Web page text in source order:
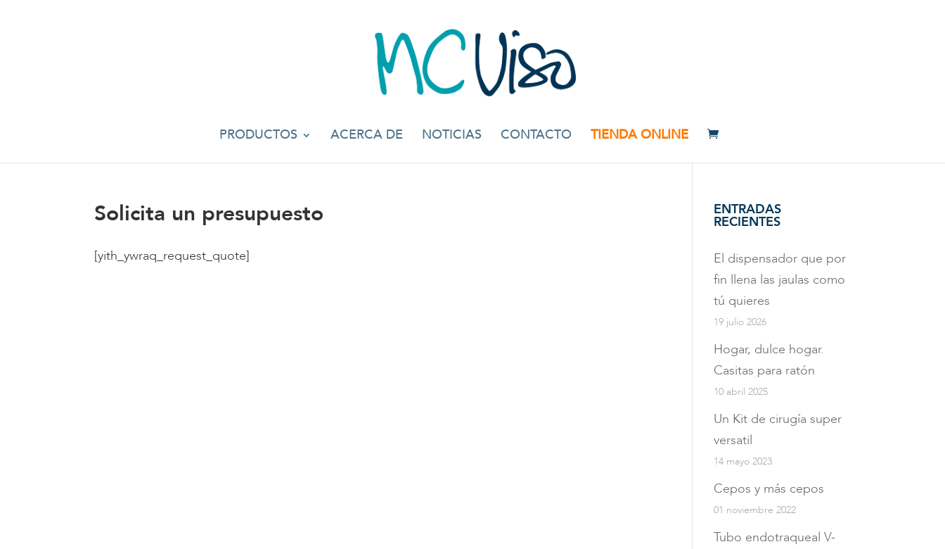
PRODUCTOS ACERCA DE NOTICIAS CONTACTO TIENDA ONLINE
Solicita un presupuesto
[yith_ywraq_request_quote]
ENTRADAS
RECIENTES
El dispensador que por
fin llena las jaulas como
tú quieres
19 julio 2026
Hogar, dulce hogar.
Casitas para ratón
10 abril 2025
Un Kit de cirugía super
versatil
14 mayo 2023
Cepos y más cepos
01 noviembre 2022
Tubo endotraqueal V-